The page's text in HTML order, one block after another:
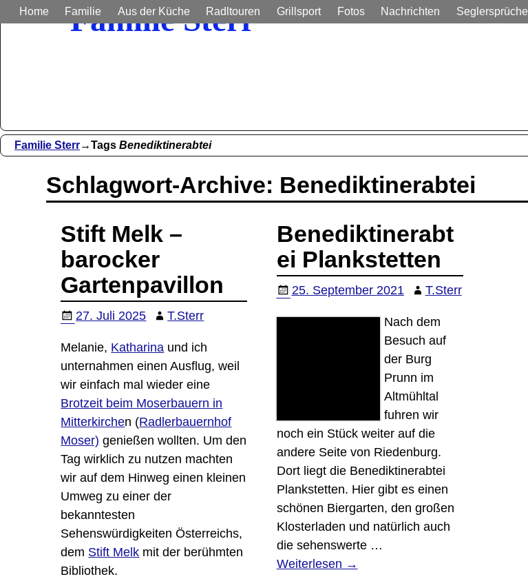
Home Familie Aus der Küche Radltouren Grillsport Fotos Nachrichten Seglersprüche
Familie Sterr
Familie Sterr→Tags Benediktinerabtei
Schlagwort-Archive: Benediktinerabtei
Stift Melk –
barocker
Gartenpavillon
27. Juli 2025 T.Sterr
Melanie, Katharina und ich
unternahmen einen Ausflug, weil
wir einfach mal wieder eine
Brotzeit beim Moserbauern in
Mitterkirchen (Radlerbauernhof
Moser) genießen wollten. Um den
Tag wirklich zu nutzen machten
wir auf dem Hinweg einen kleinen
Umweg zu einer der
bekanntesten
Sehenswürdigkeiten Österreichs,
dem Stift Melk mit der berühmten
Bibliothek.
Benediktinerabt
ei Plankstetten
25. September 2021 T.Sterr
Nach dem
Besuch auf
der Burg
Prunn im
Altmühltal
fuhren wir
noch ein Stück weiter auf die
andere Seite von Riedenburg.
Dort liegt die Benediktinerabtei
Plankstetten. Hier gibt es einen
schönen Biergarten, den großen
Klosterladen und natürlich auch
die sehenswerte …
Weiterlesen →